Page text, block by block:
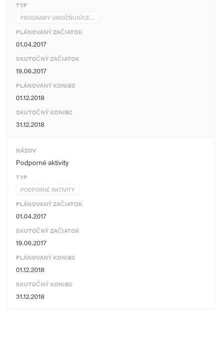
TYP
PROGRAMY UMOŽŇUJÚCE…
PLÁNOVANÝ ZAČIATOK
01.04.2017
SKUTOČNÝ ZAČIATOK
19.06.2017
PLÁNOVANÝ KONIEC
01.12.2018
SKUTOČNÝ KONIEC
31.12.2018
NÁZOV
Podporné aktivity
TYP
PODPORNÉ AKTIVITY
PLÁNOVANÝ ZAČIATOK
01.04.2017
SKUTOČNÝ ZAČIATOK
19.06.2017
PLÁNOVANÝ KONIEC
01.12.2018
SKUTOČNÝ KONIEC
31.12.2018